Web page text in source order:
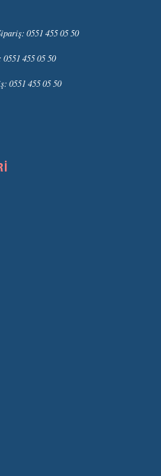
0551 455 05 50
455 05 50
0551 455 05 50